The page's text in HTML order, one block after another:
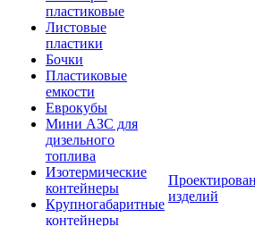
пластиковые
Листовые
пластики
Бочки
Пластиковые
емкости
Еврокубы
Мини АЗС для
дизельного
топлива
Изотермические
контейнеры
Крупногабаритные
контейнеры
изделий